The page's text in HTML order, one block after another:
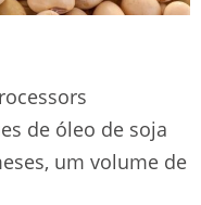
de óleo de soja
um volume de